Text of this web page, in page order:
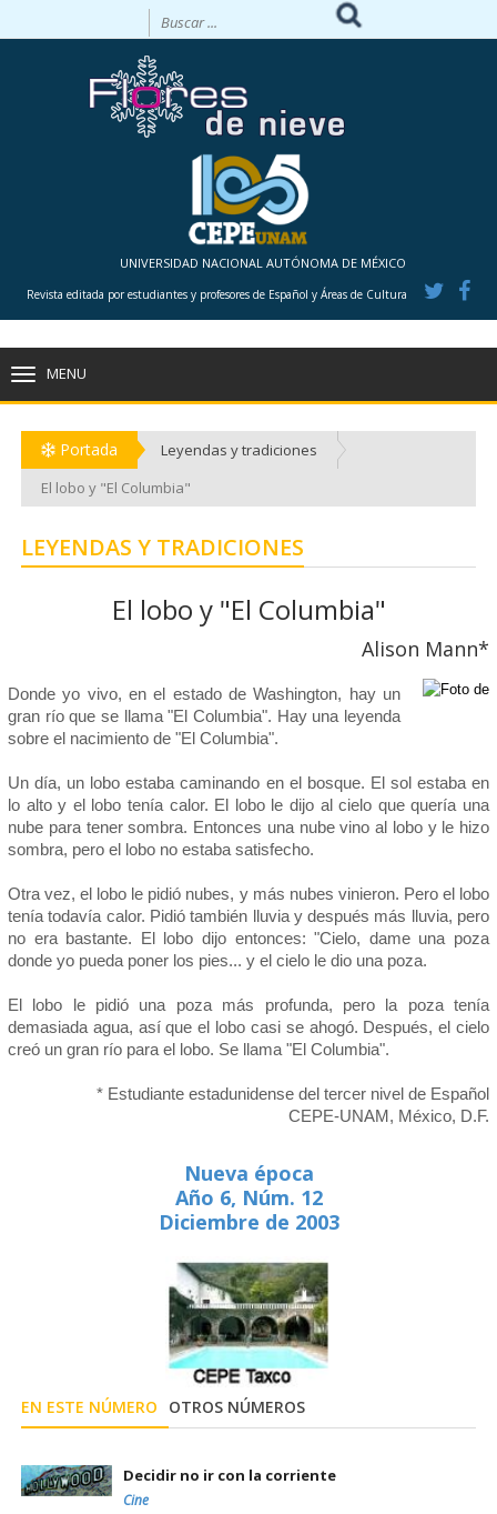
UNIVERSIDAD NACIONAL AUTÓNOMA DE MÉXICO
Revista editada por estudiantes y profesores de Español y Áreas de Cultura
MENU
Portada
Leyendas y tradiciones
El lobo y "El Columbia"
LEYENDAS Y TRADICIONES
El lobo y "El Columbia"
Alison Mann*
Donde yo vivo, en el estado de Washington, hay un
gran río que se llama "El Columbia". Hay una leyenda
sobre el nacimiento de "El Columbia".
Un día, un lobo estaba caminando en el bosque. El sol estaba en
lo alto y el lobo tenía calor. El lobo le dijo al cielo que quería una
nube para tener sombra. Entonces una nube vino al lobo y le hizo
sombra, pero el lobo no estaba satisfecho.
Otra vez, el lobo le pidió nubes, y más nubes vinieron. Pero el lobo
tenía todavía calor. Pidió también lluvia y después más lluvia, pero
no era bastante. El lobo dijo entonces: "Cielo, dame una poza
donde yo pueda poner los pies... y el cielo le dio una poza.
El lobo le pidió una poza más profunda, pero la poza tenía
demasiada agua, así que el lobo casi se ahogó. Después, el cielo
creó un gran río para el lobo. Se llama "El Columbia".
* Estudiante estadunidense del tercer nivel de Español
CEPE-UNAM, México, D.F.
Nueva época
Año 6, Núm. 12
Diciembre de 2003
EN ESTE NÚMERO OTROS NÚMEROS
Decidir no ir con la corriente
Cine